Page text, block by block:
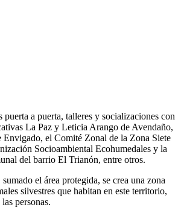
puerta a puerta, talleres y socializaciones con
La Paz y Leticia Arango de Avendaño,
Envigado, el Comité Zonal de la Zona Siete
Socioambiental Ecohumedales y la
del barrio El Trianón, entre otros.
el área protegida, se crea una zona
silvestres que habitan en este territorio,
personas.